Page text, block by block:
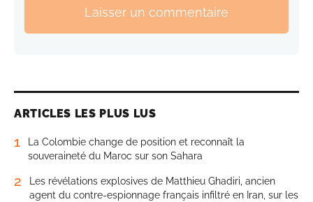
Laisser un commentaire
ARTICLES LES PLUS LUS
1
La Colombie change de position et reconnaît la
souveraineté du Maroc sur son Sahara
2
Les révélations explosives de Matthieu Ghadiri, ancien
agent du contre-espionnage français infiltré en Iran, sur les